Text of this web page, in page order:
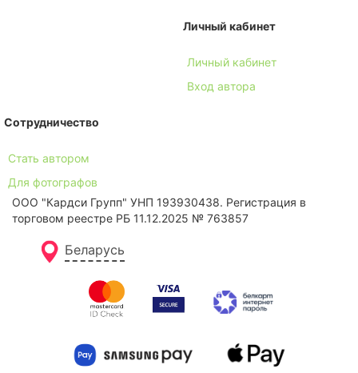
Личный кабинет
Личный кабинет
Вход автора
Сотрудничество
Стать автором
Для фотографов
ООО "Кардси Групп" УНП 193930438. Региcтрация в
торговом реестре РБ 11.12.2025 № 763857
Беларусь